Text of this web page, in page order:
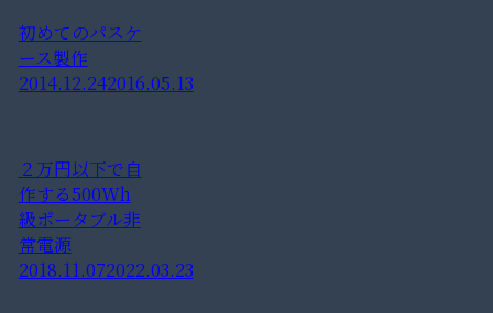
初めてのパスケ
ース製作
2014.12.242016.05.13
２万円以下で自
作する500Wh
級ポータブル非
常電源
2018.11.072022.03.23